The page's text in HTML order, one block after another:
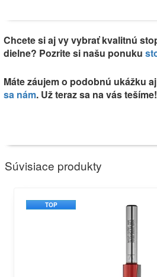
Chcete si aj vy vybrať kvalitnú
dielne? Pozrite si našu ponuku
Máte záujem o podobnú ukážku
sa nám. Už teraz sa na vás tešíme!
Súvisiace produkty
TOP